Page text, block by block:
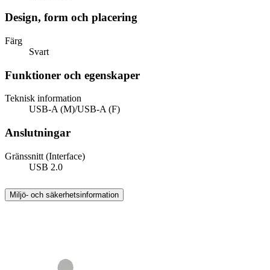
Design, form och placering
Färg
Svart
Funktioner och egenskaper
Teknisk information
USB-A (M)/USB-A (F)
Anslutningar
Gränssnitt (Interface)
USB 2.0
Miljö- och säkerhetsinformation